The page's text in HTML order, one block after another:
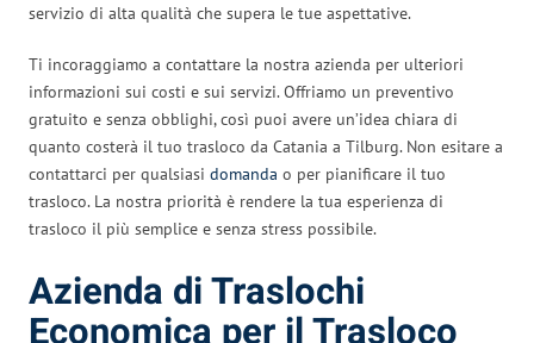
servizio di alta qualità che supera le tue aspettative.
Ti incoraggiamo a contattare la nostra azienda per ulteriori
informazioni sui costi e sui servizi. Offriamo un preventivo
gratuito e senza obblighi, così puoi avere un’idea chiara di
quanto costerà il tuo trasloco da Catania a Tilburg. Non esitare a
contattarci per qualsiasi domanda o per pianificare il tuo
trasloco. La nostra priorità è rendere la tua esperienza di
trasloco il più semplice e senza stress possibile.
Azienda di Traslochi